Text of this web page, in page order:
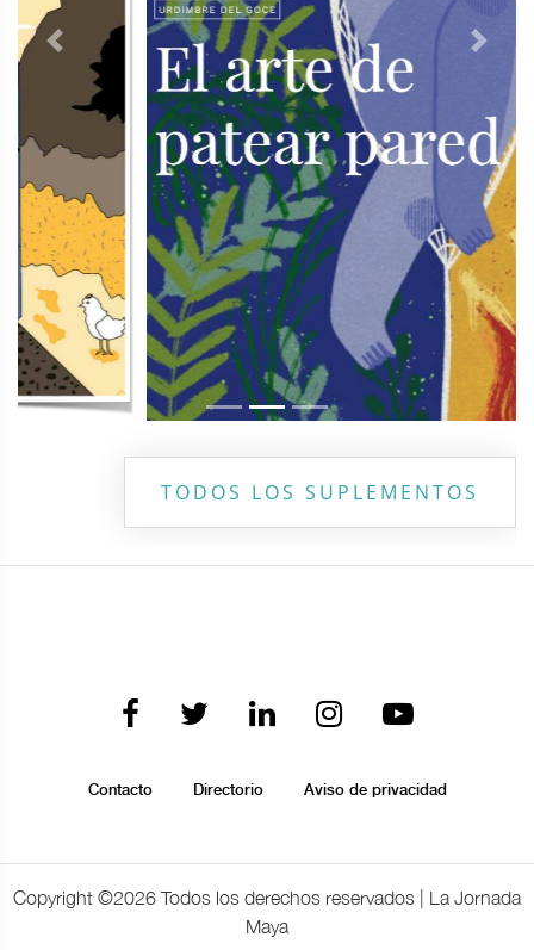
Previous Next
TODOS LOS SUPLEMENTOS
Contacto Directorio Aviso de privacidad
Copyright ©2026 Todos los derechos reservados | La Jornada
Maya